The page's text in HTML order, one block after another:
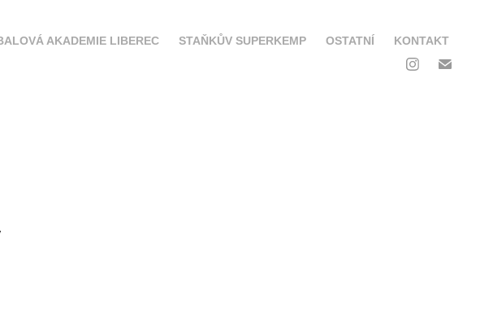
AKADEMIE LIBEREC STAŇKŮV SUPERKEMP OSTATNÍ KONTAKT